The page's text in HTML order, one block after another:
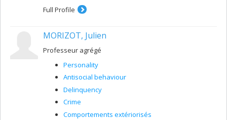
Full Profile
MORIZOT, Julien
Professeur agrégé
Personality
Antisocial behaviour
Delinquency
Crime
Comportements extériorisés